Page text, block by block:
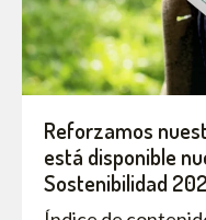
Reforzamos
está disponible
Sostenibilidad